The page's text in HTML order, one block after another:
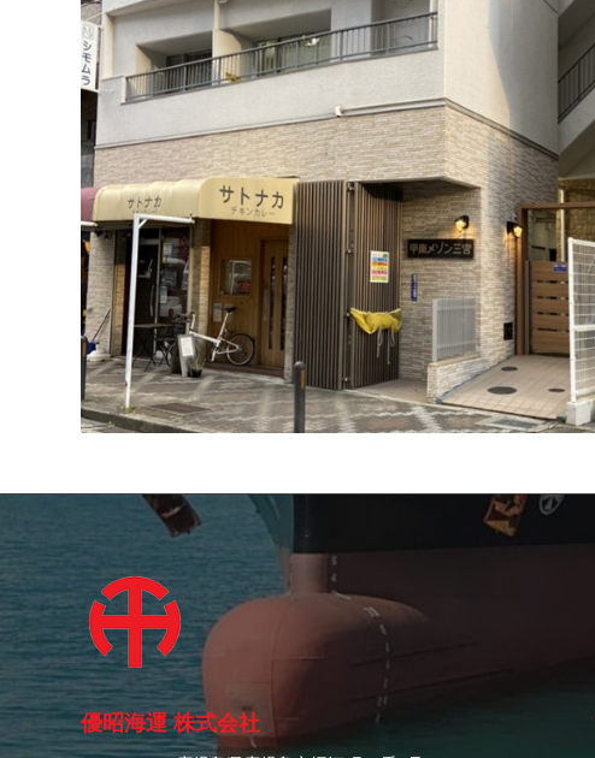
優昭海運 株式会社